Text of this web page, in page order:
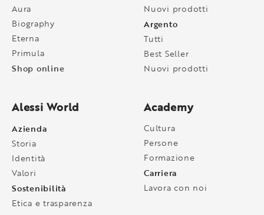
Aura
Biography
Eterna
Primula
Shop online
Nuovi prodotti
Argento
Tutti
Best Seller
Nuovi prodotti
Alessi World
Azienda
Storia
Identità
Valori
Sostenibilità
Etica e trasparenza
Academy
Cultura
Persone
Formazione
Carriera
Lavora con noi